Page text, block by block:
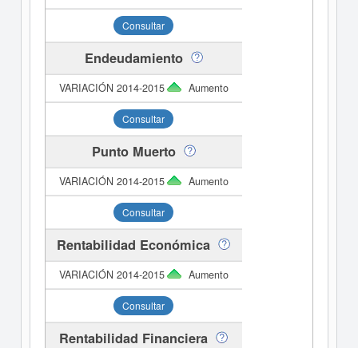
Consultar
Endeudamiento
Aumento
Consultar
Punto Muerto
Aumento
Consultar
Rentabilidad Económica
Aumento
Consultar
Rentabilidad Financiera